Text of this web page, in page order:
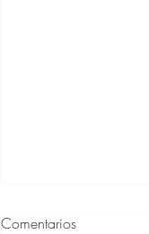
Comentarios